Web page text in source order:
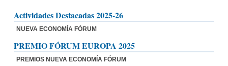
Actividades Destacadas 2025-26
NUEVA ECONOMÍA FÓRUM
PREMIO FÓRUM EUROPA 2025
PREMIOS NUEVA ECONOMÍA FÓRUM